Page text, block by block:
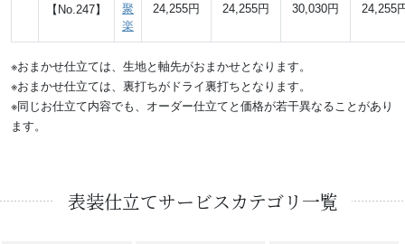
【No.247】
聚
楽
24,255円 24,255円 30,030円 24,255
※おまかせ仕立ては、生地と軸先がおまかせとなります。
※おまかせ仕立ては、裏打ちがドライ裏打ちとなります。
※同じお仕立て内容でも、オーダー仕立てと価格が若干異なることがあり
ます。
表装仕立てサービスカテゴリ一覧